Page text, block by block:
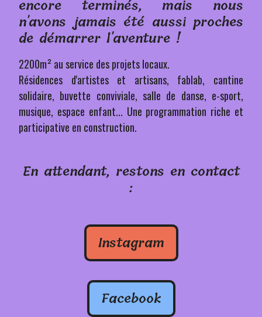
encore terminés, mais nous
n'avons jamais été aussi proches
de démarrer l'aventure !
2200m² au service des projets locaux.
Résidences d'artistes et artisans, fablab, cantine
solidaire, buvette conviviale, salle de danse, e-sport,
musique, espace enfant... Une programmation riche et
participative en construction.
En attendant, restons en contact
:
Instagram
Facebook